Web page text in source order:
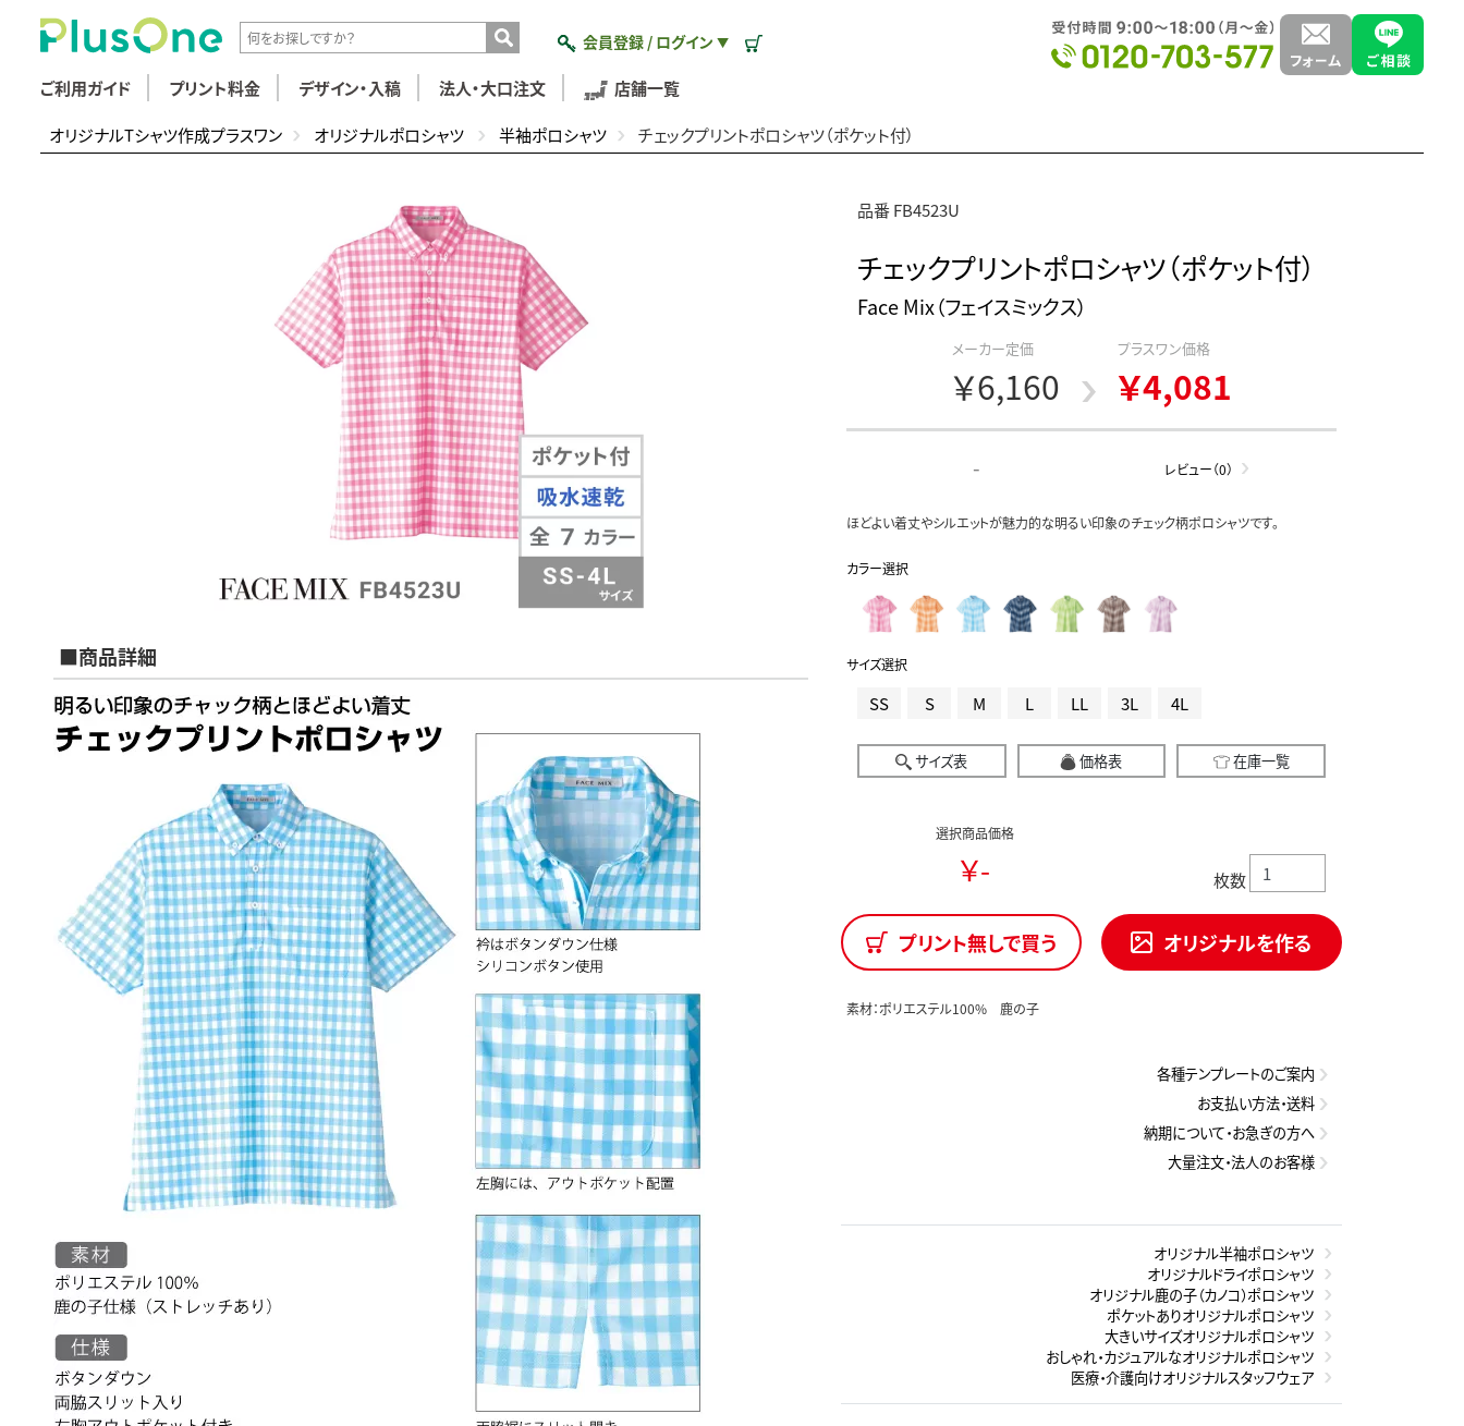
会員登録 / ログイン ▼
ご利用ガイド プリント料金 デザイン・入稿 法人・大口注文 店舗一覧
オリジナルTシャツ作成プラスワン オリジナルポロシャツ 半袖ポロシャツ チェックプリントポロシャツ（ポケット付）
■商品詳細
品番 FB4523U
チェックプリントポロシャツ（ポケット付）
Face Mix（フェイスミックス）
メーカー定価
￥6,160
プラスワン価格
￥4,081
- レビュー（0）
ほどよい着丈やシルエットが魅力的な明るい印象のチェック柄ポロシャツです。
カラー選択
サイズ選択
SS S M L LL 3L 4L
サイズ表 価格表 在庫一覧
選択商品価格
￥- 枚数
プリント無しで買う オリジナルを作る
素材：ポリエステル100% 鹿の子
各種テンプレートのご案内
お支払い方法・送料
納期について・お急ぎの方へ
大量注文・法人のお客様
オリジナル半袖ポロシャツ
オリジナルドライポロシャツ
オリジナル鹿の子（カノコ）ポロシャツ
ポケットありオリジナルポロシャツ
大きいサイズオリジナルポロシャツ
おしゃれ・カジュアルなオリジナルポロシャツ
医療・介護向けオリジナルスタッフウェア